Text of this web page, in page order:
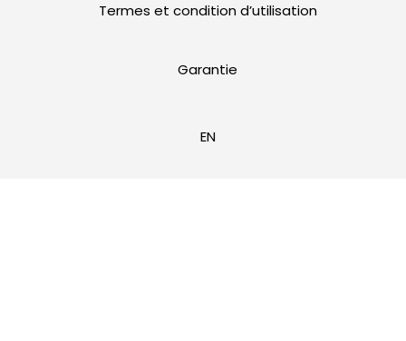
Termes et condition d’utilisation
Garantie
EN